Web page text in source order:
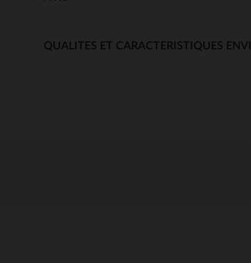
QUALITES ET CARACTERISTIQUES